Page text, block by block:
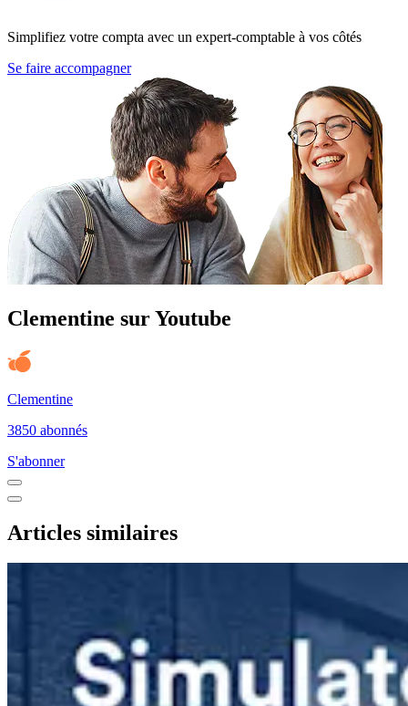
Simplifiez votre compta avec un expert-comptable à vos côtés
Se faire accompagner
Clementine sur Youtube
Clementine
3850 abonnés
S'abonner
Articles similaires